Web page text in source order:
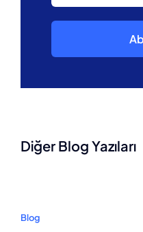
Diğer Blog Yazıları
Blog